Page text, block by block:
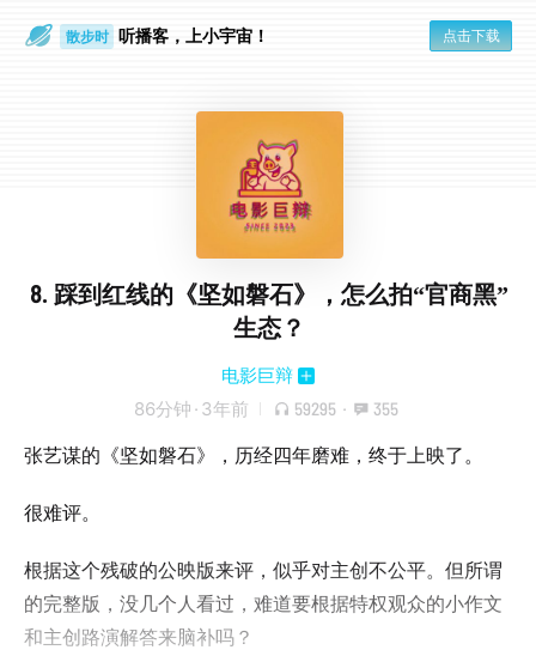
散步时 听播客，上小宇宙！ 点击下载
8. 踩到红线的《坚如磐石》，怎么拍“官商黑”
生态？
电影巨辩
86分钟 · 3年前 59295 · 355
张艺谋的《坚如磐石》，历经四年磨难，终于上映了。
很难评。
根据这个残破的公映版来评，似乎对主创不公平。但所谓
的完整版，没几个人看过，难道要根据特权观众的小作文
和主创路演解答来脑补吗？